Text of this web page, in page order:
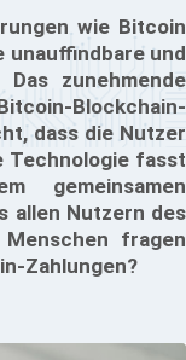
wie Bitcoin
unauffindbare und
zunehmende
Blockchain-
dass die Nutzer
Technologie fasst
gemeinsamen
allen Nutzern des
fragen
Zahlungen?